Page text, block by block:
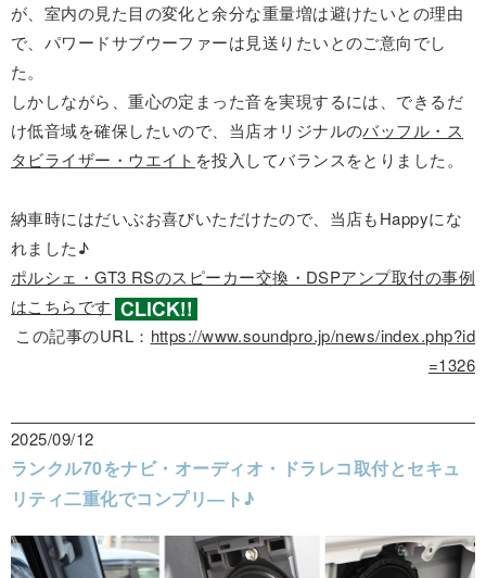
が、室内の見た目の変化と余分な重量増は避けたいとの理由
で、パワードサブウーファーは見送りたいとのご意向でし
た。
しかしながら、重心の定まった音を実現するには、できるだ
け低音域を確保したいので、当店オリジナルのバッフル・ス
タビライザー・ウエイト を投入してバランスをとりました。
納車時にはだいぶお喜びいただけたので、当店もHappyにな
れました♪
ポルシェ・GT3 RSのスピーカー交換・DSPアンプ取付の事例
はこちらです
この記事のURL： https://www.soundpro.jp/news/index.php?id
=1326
2025/09/12
ランクル70をナビ・オーディオ・ドラレコ取付とセキュ
リティ二重化でコンプリ―ト♪